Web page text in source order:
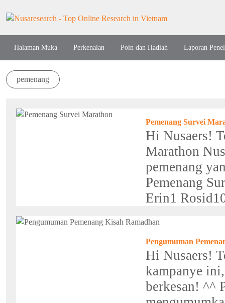
Halaman Muka Perkenalan Poin dan Hadiah Laporan
pemenang
Pemenang Survei
Hi Nusaers!
Marathon
pemenang
Pemenang
Erin1
Pengumuman
Hi Nusaers!
kampanye
berkesan! ^^